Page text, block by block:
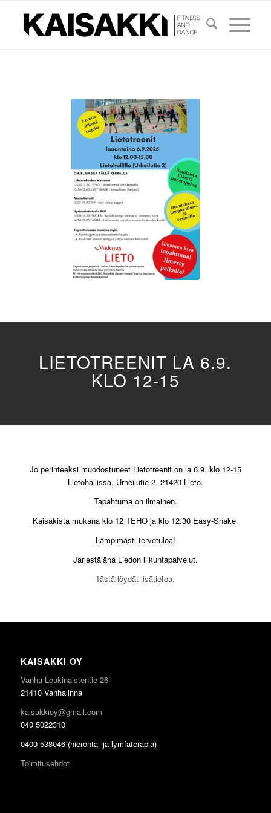
LIETOTREENIT LA 6.9.
KLO 12-15
Jo perinteeksi muodostuneet Lietotreenit on la 6.9. klo 12-15
Lietohallissa, Urheilutie 2, 21420 Lieto.
Tapahtuma on ilmainen.
Kaisakista mukana klo 12 TEHO ja klo 12.30 Easy-Shake.
Lämpimästi tervetuloa!
Järjestäjänä Liedon liikuntapalvelut.
Tästä löydät lisätietoa.
KAISAKKI OY
Vanha Loukinaistentie 26
21410 Vanhalinna
kaisakkioy@gmail.com
040 5022310
0400 538046 (hieronta- ja lymfaterapia)
Toimitusehdot